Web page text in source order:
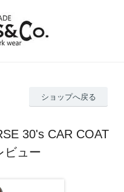
ショップへ戻る
30's CAR COAT
ビュー